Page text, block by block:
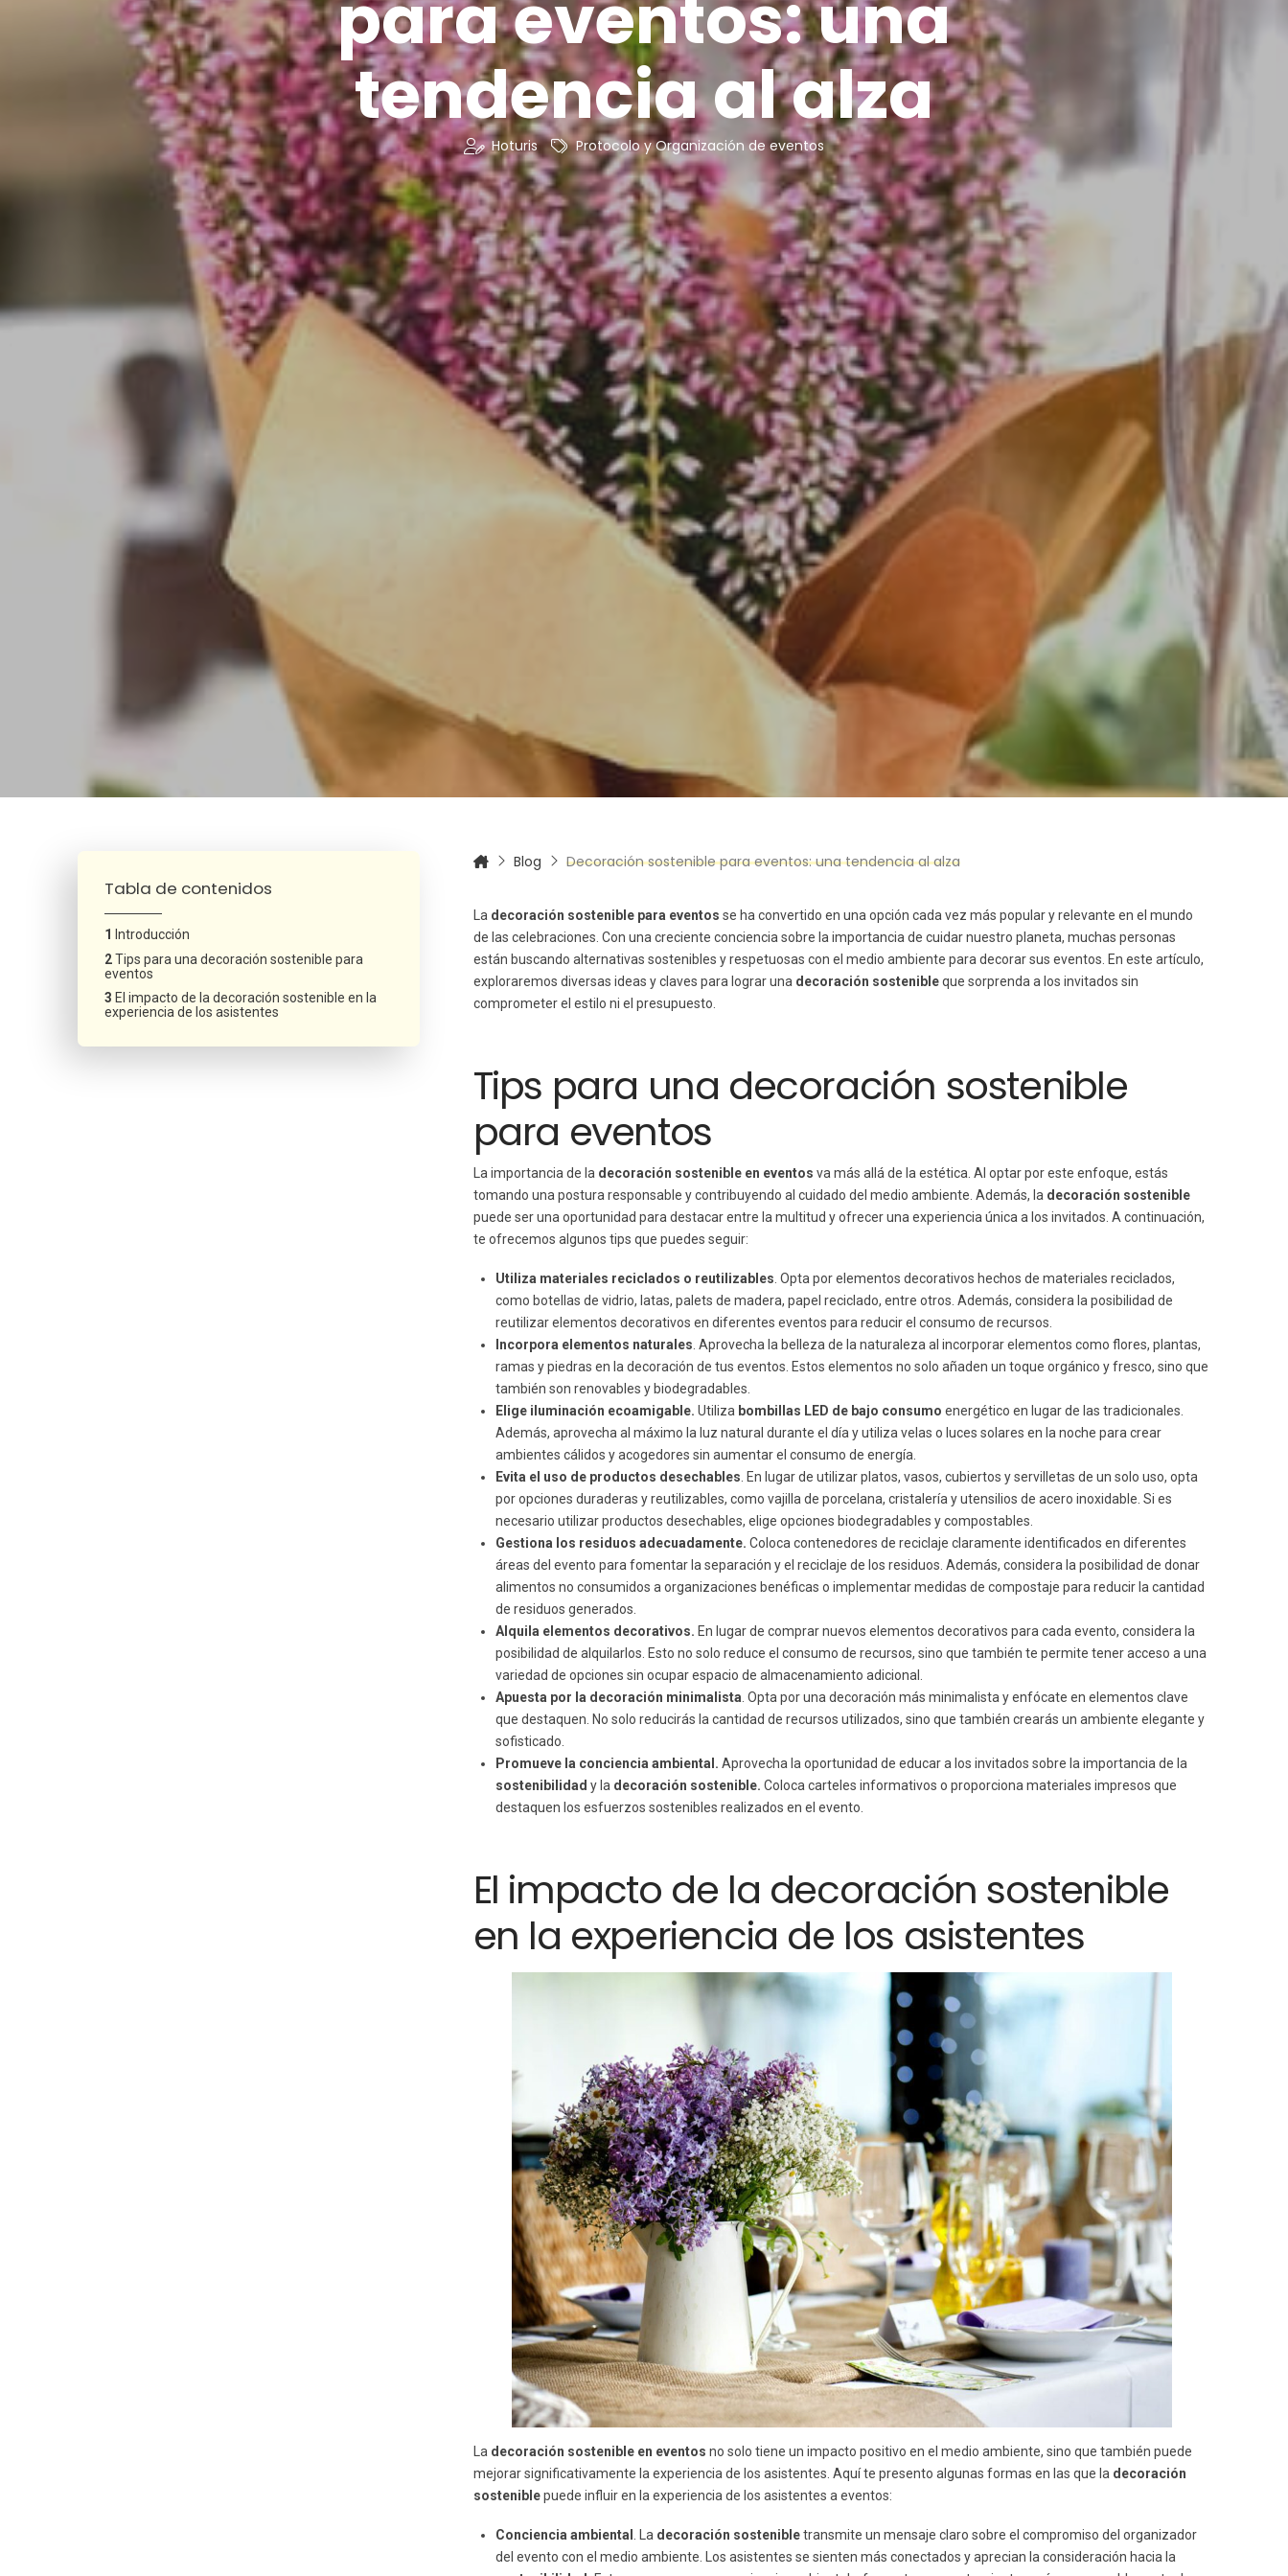
para eventos: una
tendencia al alza
Hoturis Protocolo y Organización de eventos
Tabla de contenidos
Introducción
Tips para una decoración sostenible para
eventos
El impacto de la decoración sostenible en la
experiencia de los asistentes
Blog Decoración sostenible para eventos: una tendencia al alza
La decoración sostenible para eventos se ha convertido en una opción cada vez más popular y relevante en el mundo
de las celebraciones. Con una creciente conciencia sobre la importancia de cuidar nuestro planeta, muchas personas
están buscando alternativas sostenibles y respetuosas con el medio ambiente para decorar sus eventos. En este artículo,
exploraremos diversas ideas y claves para lograr una decoración sostenibleque sorprenda a los invitados sin
comprometer el estilo ni el presupuesto.
Tips para una decoración sostenible
para eventos
La importancia de la decoración sostenible en eventos va más allá de la estética. Al optar por este enfoque, estás
tomando una postura responsable y contribuyendo al cuidado del medio ambiente. Además, la decoración sostenible
puede ser una oportunidad para destacar entre la multitud y ofrecer una experiencia única a los invitados. A continuación,
te ofrecemos algunos tips que puedes seguir:
Utiliza materiales reciclados o reutilizables. Opta por elementos decorativos hechos de materiales reciclados,
como botellas de vidrio, latas, palets de madera, papel reciclado, entre otros. Además, considera la posibilidad de
reutilizar elementos decorativos en diferentes eventos para reducir el consumo de recursos.
Incorpora elementos naturales. Aprovecha la belleza de la naturaleza al incorporar elementos como flores, plantas,
ramas y piedras en la decoración de tus eventos. Estos elementos no solo añaden un toque orgánico y fresco, sino que
también son renovables y biodegradables.
Elige iluminación ecoamigable. Utiliza bombillas LED de bajo consumo energético en lugar de las tradicionales.
Además, aprovecha al máximo la luz natural durante el día y utiliza velas o luces solares en la noche para crear
ambientes cálidos y acogedores sin aumentar el consumo de energía.
Evita el uso de productos desechables. En lugar de utilizar platos, vasos, cubiertos y servilletas de un solo uso, opta
por opciones duraderas y reutilizables, como vajilla de porcelana, cristalería y utensilios de acero inoxidable. Si es
necesario utilizar productos desechables, elige opciones biodegradables y compostables.
Gestiona los residuos adecuadamente. Coloca contenedores de reciclaje claramente identificados en diferentes
áreas del evento para fomentar la separación y el reciclaje de los residuos. Además, considera la posibilidad de donar
alimentos no consumidos a organizaciones benéficas o implementar medidas de compostaje para reducir la cantidad
de residuos generados.
Alquila elementos decorativos. En lugar de comprar nuevos elementos decorativos para cada evento, considera la
posibilidad de alquilarlos. Esto no solo reduce el consumo de recursos, sino que también te permite tener acceso a una
variedad de opciones sin ocupar espacio de almacenamiento adicional.
Apuesta por la decoración minimalista. Opta por una decoración más minimalista y enfócate en elementos clave
que destaquen. No solo reducirás la cantidad de recursos utilizados, sino que también crearás un ambiente elegante y
sofisticado.
Promueve la conciencia ambiental. Aprovecha la oportunidad de educar a los invitados sobre la importancia de la
sostenibilidad y la decoración sostenible. Coloca carteles informativos o proporciona materiales impresos que
destaquen los esfuerzos sostenibles realizados en el evento.
El impacto de la decoración sostenible
en la experiencia de los asistentes
La decoración sostenible en eventos no solo tiene un impacto positivo en el medio ambiente, sino que también puede
mejorar significativamente la experiencia de los asistentes. Aquí te presento algunas formas en las que la decoración
sosteniblepuede influir en la experiencia de los asistentes a eventos:
Conciencia ambiental . La decoración sostenibletransmite un mensaje claro sobre el compromiso del organizador
del evento con el medio ambiente. Los asistentes se sienten más conectados y aprecian la consideración hacia la
¿Necesitas más información sobre un curso?